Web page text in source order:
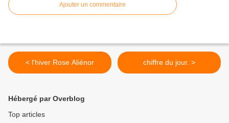
Ajouter un commentaire
< l'hiver Rose Aliénor chiffre du jour. >
Hébergé par Overblog
Top articles